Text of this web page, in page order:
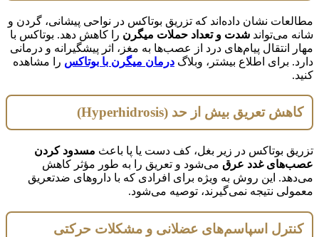
مطالعات نشان داده‌اند که تزریق بوتاکس در نواحی پیشانی، گردن و
شانه می‌تواند شدت و تعداد حملات میگرن را کاهش دهد. بوتاکس با
مهار انتقال پیام‌های درد از عصب‌ها به مغز، اثر پیشگیرانه و درمانی
دارد. برای اطلاع بیشتر، وبلاگ درمان میگرن با بوتاکس را مشاهده
کنید.
کاهش تعریق بیش از حد (Hyperhidrosis)
تزریق بوتاکس در زیر بغل، کف دست یا پا باعث مسدود کردن
عصب‌های غدد عرق می‌شود و تعریق را به طور مؤثر کاهش
می‌دهد. این روش به ویژه برای افرادی که با داروهای ضدتعریق
معمولی نتیجه نمی‌گیرند، توصیه می‌شود.
کنترل اسپاسم‌های عضلانی و مشکلات حرکتی